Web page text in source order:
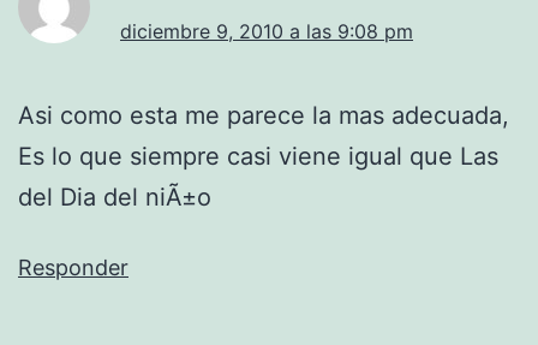
diciembre 9, 2010 a las 9:08 pm
Asi como esta me parece la mas adecuada,
Es lo que siempre casi viene igual que Las
del Dia del niÃ±o
Responder